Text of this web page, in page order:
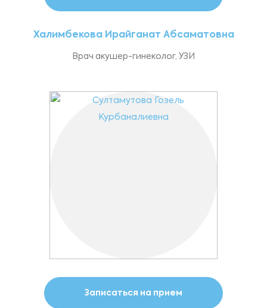
Халимбекова Ирайганат Абсаматовна
Врач акушер-гинеколог, УЗИ
Записаться на прием